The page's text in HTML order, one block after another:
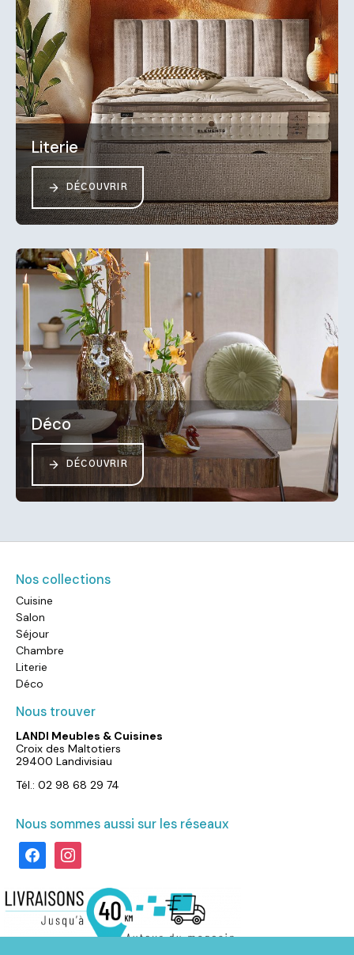
Literie
DÉCOUVRIR
Déco
DÉCOUVRIR
Nos collections
Cuisine
Salon
Séjour
Chambre
Literie
Déco
Nous trouver
LANDI Meubles & Cuisines
Croix des Maltotiers
29400 Landivisiau
Tél.: 02 98 68 29 74
Nous sommes aussi sur les réseaux
facebookinstagram